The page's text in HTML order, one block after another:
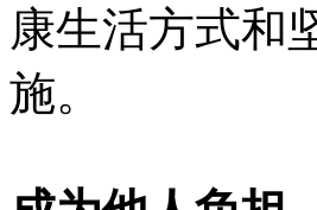
康生活方式和
施。